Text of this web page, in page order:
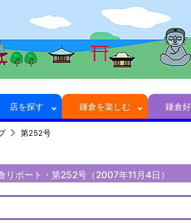
店を探す 鎌倉を楽しむ 鎌倉
第252号
ポート・第252号（2007年11月4日）